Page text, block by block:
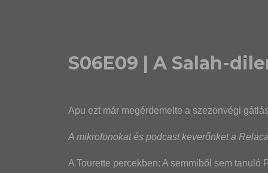
S06E09 | A Salah-
Apu ezt már megérdemelte a szezonvégi
A mikrofonokat és podcast keverőnket a
A Tourette percekben: A semmiből sem